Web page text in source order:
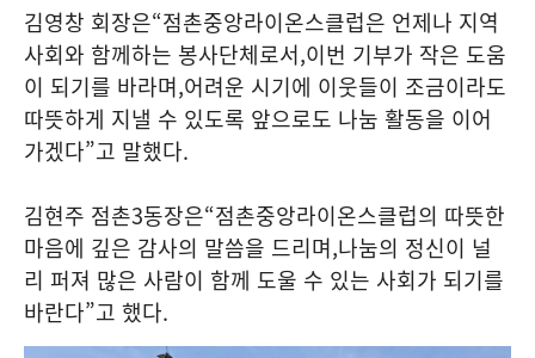
김영창 회장은“점촌중앙라이온스클럽은 언제나 지역
사회와 함께하는 봉사단체로서,이번 기부가 작은 도움
이 되기를 바라며,어려운 시기에 이웃들이 조금이라도
따뜻하게 지낼 수 있도록 앞으로도 나눔 활동을 이어
가겠다”고 말했다.
김현주 점촌3동장은“점촌중앙라이온스클럽의 따뜻한
마음에 깊은 감사의 말씀을 드리며,나눔의 정신이 널
리 퍼져 많은 사람이 함께 도울 수 있는 사회가 되기를
바란다”고 했다.